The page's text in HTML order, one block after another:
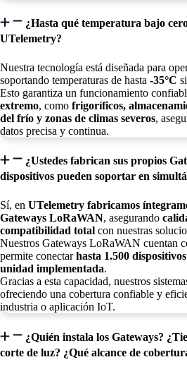
¿Hasta qué temperatura bajo
UTelemetry?
Nuestra tecnología está diseñada para
soportando temperaturas de hasta -35°C
Esto garantiza un funcionamiento
extremo, como frigoríficos,
del frío y zonas de climas severos,
datos precisa y continua.
¿Ustedes fabrican sus propios
dispositivos pueden soportar en
Sí, en UTelemetry fabricamos
Gateways LoRaWAN, asegurando
compatibilidad total con nuestras
Nuestros Gateways LoRaWAN cuentan
permite conectarhasta 1.500
unidad implementada.
Gracias a esta capacidad, nuestros
ofreciendo una cobertura confiable y
industria o aplicación IoT.
¿Quién instala los Gateways?
corte de luz? ¿Qué alcance de